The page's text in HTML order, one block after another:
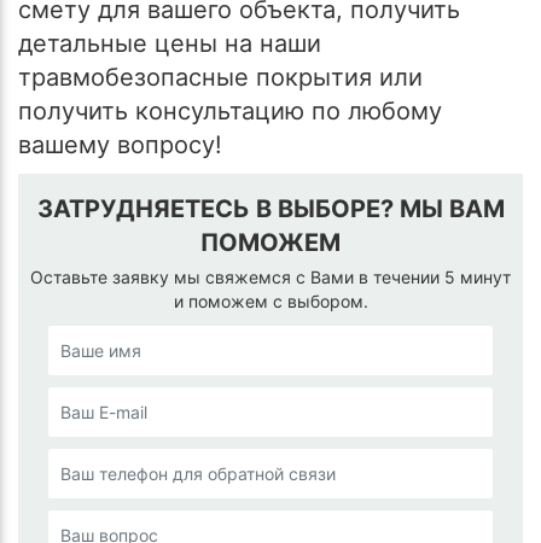
смету для вашего объекта, получить
детальные цены на наши
травмобезопасные покрытия или
получить консультацию по любому
вашему вопросу!
ЗАТРУДНЯЕТЕСЬ В ВЫБОРЕ? МЫ ВАМ
ПОМОЖЕМ
Оставьте заявку мы свяжемся с Вами в течении 5 минут
и поможем с выбором.